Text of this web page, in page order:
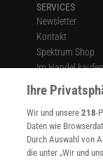
SERVICES
Newsletter
Kontakt
Spektrum Shop
Im Handel
Presse
Verträge
Widerruf
INFO
Mediadaten
Ihre
Wir und unsere218-
Daten wie
Durch Auswahl von
die unter „Wir und